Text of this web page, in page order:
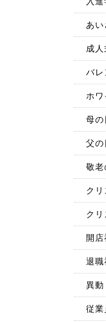
あ
成人
バレ
ホ
母の
父の
敬老
クリ
開店
退職
異動
従業